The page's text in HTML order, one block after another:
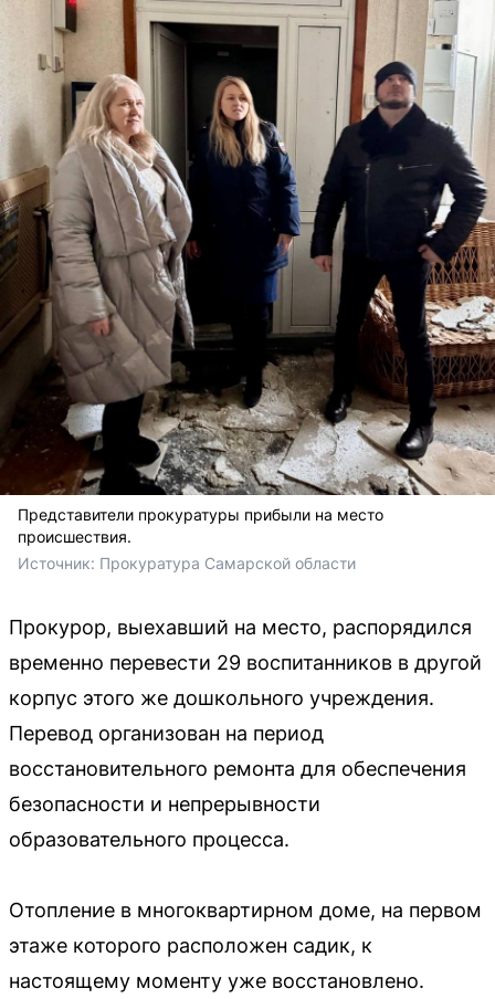
Представители прокуратуры прибыли на место
происшествия.
Источник: Прокуратура Самарской области
Прокурор, выехавший на место, распорядился
временно перевести 29 воспитанников в другой
корпус этого же дошкольного учреждения.
Перевод организован на период
восстановительного ремонта для обеспечения
безопасности и непрерывности
образовательного процесса.
Отопление в многоквартирном доме, на первом
этаже которого расположен садик, к
настоящему моменту уже восстановлено.